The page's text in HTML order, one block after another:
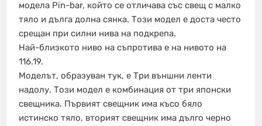
модела Pin-bar, който се отличава със свещ с малко
тяло и дълга долна сянка. Този модел е доста често
срещан при силни нива на подкрепа.
Най-близкото ниво на съпротива е на нивото на
116.19.
Моделът, образуван тук, е Три външни ленти
надолу. Този модел е комбинация от три японски
свещника. Първият свещник има късо бяло
истинско тяло, вторият свещник има дълго черно